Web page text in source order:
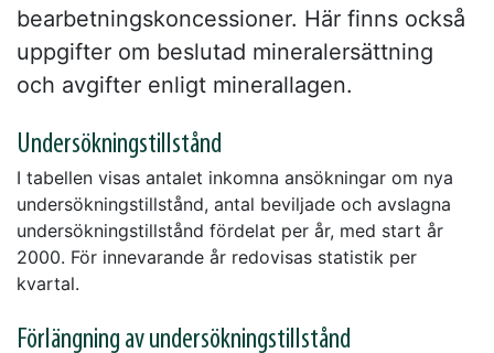
bearbetningskoncessioner. Här finns också
uppgifter om beslutad mineralersättning
och avgifter enligt minerallagen.
Undersökningstillstånd
I tabellen visas antalet inkomna ansökningar om nya
undersökningstillstånd, antal beviljade och avslagna
undersökningstillstånd fördelat per år, med start år
2000. För innevarande år redovisas statistik per
kvartal.
Förlängning av undersökningstillstånd